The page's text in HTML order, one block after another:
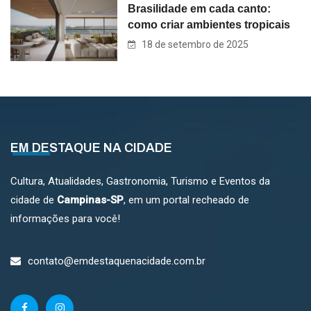
Brasilidade em cada canto:
como criar ambientes tropicais
18 de setembro de 2025
EM DESTAQUE NA CIDADE
Cultura, Atualidades, Gastronomia, Turismo e Eventos da
cidade de Campinas-SP, em um portal recheado de
informações para você!
contato@emdestaquenacidade.com.br